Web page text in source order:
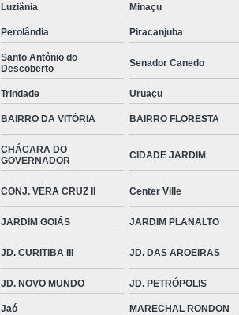
Luziânia Minaçu
Perolândia Piracanjuba
Santo Antônio do
Descoberto
Senador Canedo
Trindade Uruaçu
BAIRRO DA VITÓRIA BAIRRO FLORESTA
CHÁCARA DO
GOVERNADOR
CIDADE JARDIM
CONJ. VERA CRUZ II Center Ville
JARDIM GOIÁS JARDIM PLANALTO
JD. CURITIBA III JD. DAS AROEIRAS
JD. NOVO MUNDO JD. PETRÓPOLIS
Jaó MARECHAL RONDON